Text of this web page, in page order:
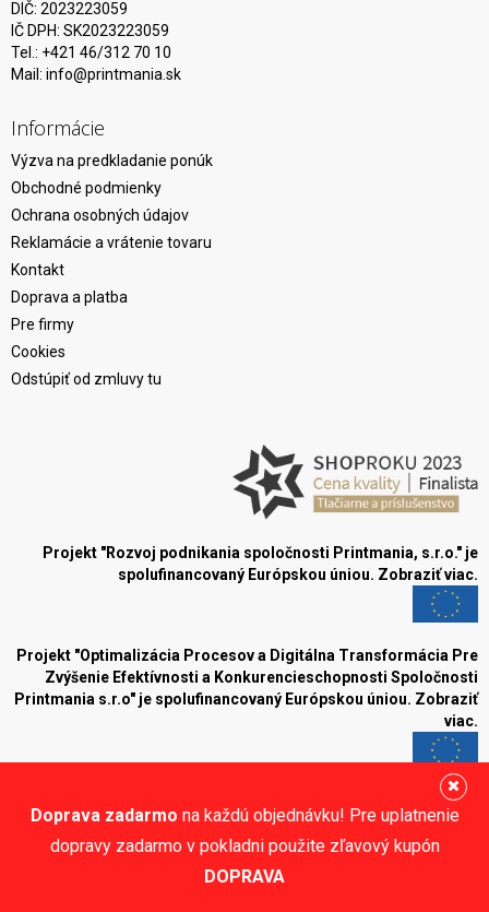
Doprava zadarmo na každú objednávku! Pre uplatnenie
dopravy zadarmo v pokladni použite zľavový kupón
DOPRAVA
DIČ: 2023223059
IČ DPH: SK2023223059
Tel.: +421 46/312 70 10
Mail: info@printmania.sk
Informácie
Výzva na predkladanie ponúk
Obchodné podmienky
Ochrana osobných údajov
Reklamácie a vrátenie tovaru
Kontakt
Doprava a platba
Pre firmy
Cookies
Odstúpiť od zmluvy tu
Projekt "Rozvoj podnikania spoločnosti Printmania, s.r.o." je
spolufinancovaný Európskou úniou. Zobraziť viac.
Projekt "Optimalizácia Procesov a Digitálna Transformácia Pre
Zvýšenie Efektívnosti a Konkurencieschopnosti Spoločnosti
Printmania s.r.o" je spolufinancovaný Európskou úniou. Zobraziť
viac.
Blog
NajReklama.sk - tvorba eshopu